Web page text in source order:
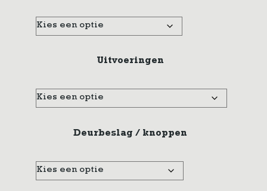
Uitvoeringen
Deurbeslag / knoppen